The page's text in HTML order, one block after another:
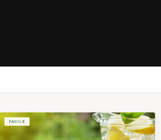
FACILE